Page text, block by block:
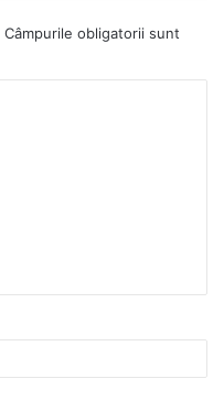
Câmpurile obligatorii sunt